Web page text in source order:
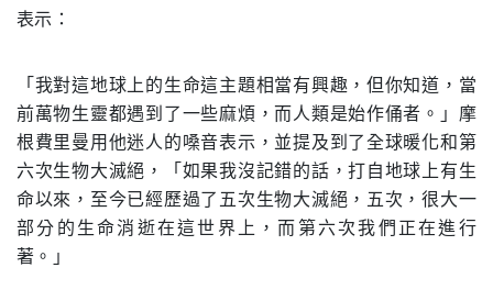
表示：
「我對這地球上的生命這主題相當有興趣，但你知道，當
前萬物生靈都遇到了一些麻煩，而人類是始作俑者。」摩
根費里曼用他迷人的嗓音表示，並提及到了全球暖化和第
六次生物大滅絕，「如果我沒記錯的話，打自地球上有生
命以來，至今已經歷過了五次生物大滅絕，五次，很大一
部分的生命消逝在這世界上，而第六次我們正在進行
著。」